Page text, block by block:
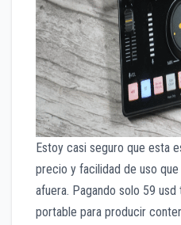
Estoy casi seguro que esta
precio y facilidad de uso
afuera. Pagando solo 59
portable para producir